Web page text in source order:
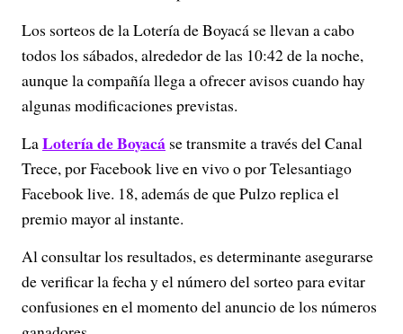
Los sorteos de la Lotería de Boyacá se llevan a cabo
todos los sábados, alrededor de las 10:42 de la noche,
aunque la compañía llega a ofrecer avisos cuando hay
algunas modificaciones previstas.
LaLotería de Boyacá se transmite a través del Canal
Trece, por Facebook live en vivo o por Telesantiago
Facebook live. 18, además de que Pulzo replica el
premio mayor al instante.
Al consultar los resultados, es determinante asegurarse
de verificar la fecha y el número del sorteo para evitar
confusiones en el momento del anuncio de los números